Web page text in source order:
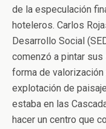
de la especulación
hoteleros. Carlos
Desarrollo Social
comenzó a pintar
forma de
explotación de
estaba en las
hacer un centro que